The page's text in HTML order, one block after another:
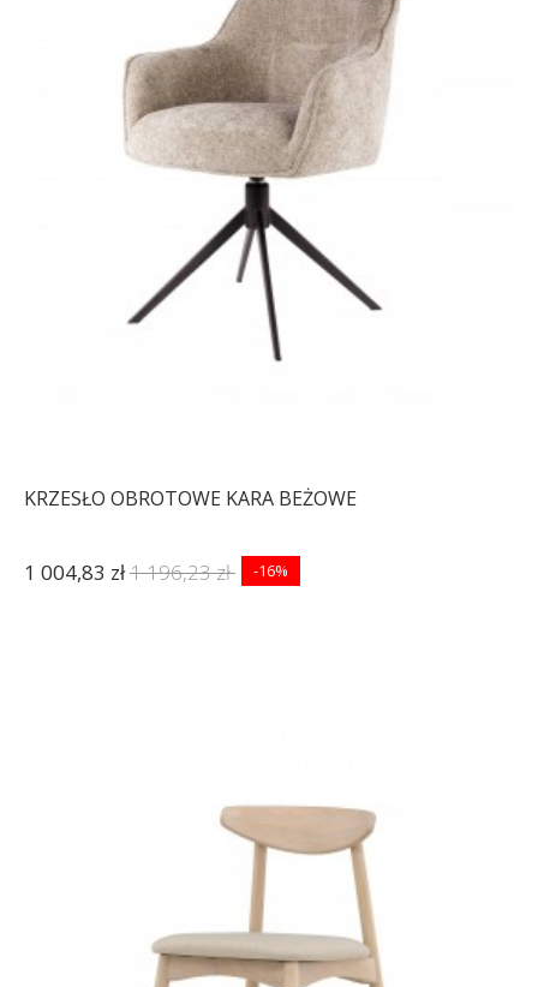
KRZESŁO OBROTOWE KARA BEŻOWE
1 004,83 zł1 196,23 zł -16%